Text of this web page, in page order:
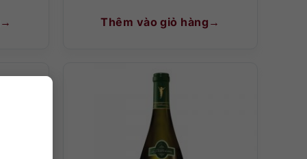
Thêm vào giỏ hàng